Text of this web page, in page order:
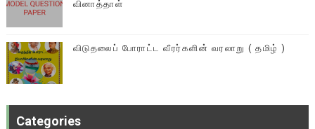
வினாத்தாள்
விடுதலைப் போராட்ட வீரர்களின் வரலாறு ( தமிழ் )
Categories